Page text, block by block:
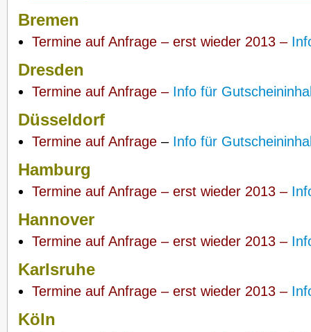
Bremen
Termine auf Anfrage – erst wieder 2013 –
Dresden
Termine auf Anfrage – Info für
Düsseldorf
Termine auf Anfrage – Info für
Hamburg
Termine auf Anfrage – erst wieder 2013 –
Hannover
Termine auf Anfrage – erst wieder 2013 –
Karlsruhe
Termine auf Anfrage – erst wieder 2013 –
Köln